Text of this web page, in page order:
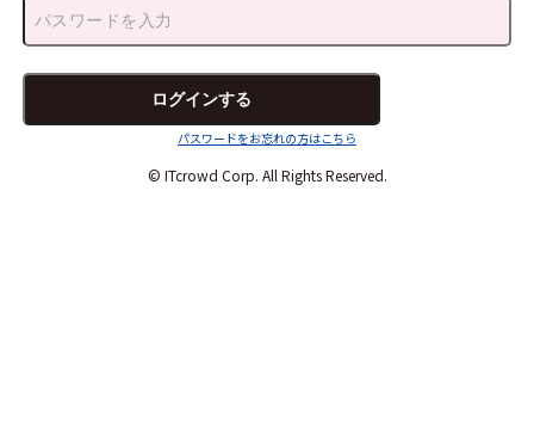
パスワードをお忘れの方はこちら
© ITcrowd Corp. All Rights Reserved.